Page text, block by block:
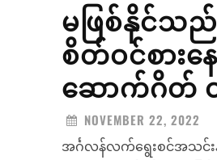
မဖြစ်နိုင်သ
စိတ်ဝင်စားန
ဆောက်ဂိတ်
NOVEMBER 22, 2022
အင်္ဂလန်လက်ရွေးစင်အသင်း